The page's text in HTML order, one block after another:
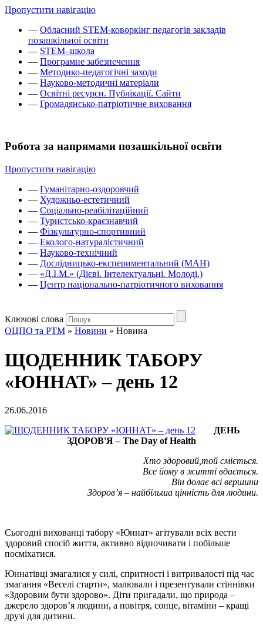
Пропустити навігацію
— Обласний STEM-коворкінг педагогів закладів
позашкільної освіти
— STEM–школа
— Програмне забезпечення
— Методико-педагогічні заходи
— Науково-методичні матеріали
— Освітні ресурси. Публікації. Сайти
— Громадянсько-патріотичне виховання
Робота за напрямами позашкільної освіти
Пропустити навігацію
— Гуманітарно-оздоровчий
— Художньо-естетичний
— Соціально-реабілітаційний
— Туристсько-краєзнавчий
— Фізкультурно-спортивний
— Еколого-натуралістичний
— Науково-технічний
— Дослідницько-експериментальний (МАН)
— «Д.І.М.» (Дієві. Інтелектуальні. Молоді.)
— Центр національно-патріотичного виховання
Ключові слова
ОЦПО та РТМ » Новини » Новина
ЩОДЕННИК ТАБОРУ
«ЮННАТ» – день 12
26.06.2016
ДЕНЬ
ЗДОРОВ'Я – The Day of Health
Хто здоровий,той сміється.
Все йому в житті вдається.
Він долає всі вершини
Здоров’я – найбільша цінність для людини.
Сьогодні вихованці табору «Юннат» агітували всіх вести
здоровий спосіб життя, активно відпочивати і побільше
посміхатися.
Юннатівці змагалися у силі, спритності і витривалості під час
змагання «Веселі старти», малювали і презентували стіннівки
«Здоровим бути здорово». Діти пригадали, що природа –
джерело здоров’я людини, а повітря, сонце, вітаміни – кращі
друзі для дитини.